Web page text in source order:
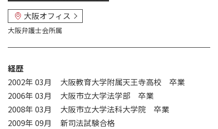
大阪オフィス
大阪弁護士会所属
経歴
2002年 03月
大阪教育大学附属天王寺高校 卒業
2006年 03月
大阪市立大学法学部 卒業
2008年 03月
大阪市立大学法科大学院 卒業
2009年 09月
新司法試験合格